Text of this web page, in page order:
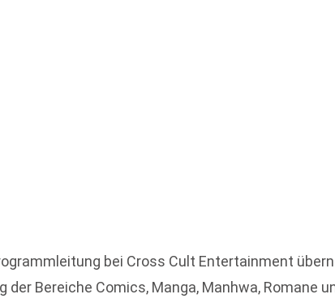
bei Cross Cult Entertainment
Bereiche Comics, Manga, Manhwa, Romane